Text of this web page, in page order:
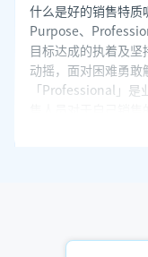
什么是好的销售特质
Purpose、
目标达成的执着及
动摇，面对困难勇敢
「Professional」
售人员对于自己销
产品领域所延伸出
让客户有专业的感
户热情，这是业务
工作习惯是什么呢